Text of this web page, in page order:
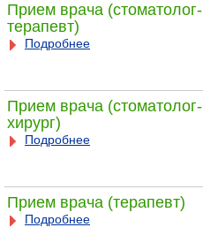
Прием врача (стоматолог-
терапевт)
Подробнее
Прием врача (стоматолог-
хирург)
Подробнее
Прием врача (терапевт)
Подробнее